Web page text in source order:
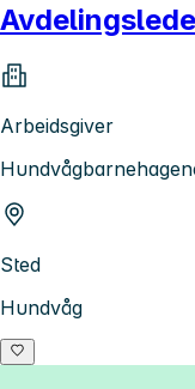
Arbeidsgiver
Sted
Hundvåg